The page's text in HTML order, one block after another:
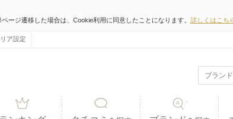
ージ遷移した場合は、Cookie利用に同意したことになります。 詳しくはこち
ア設定